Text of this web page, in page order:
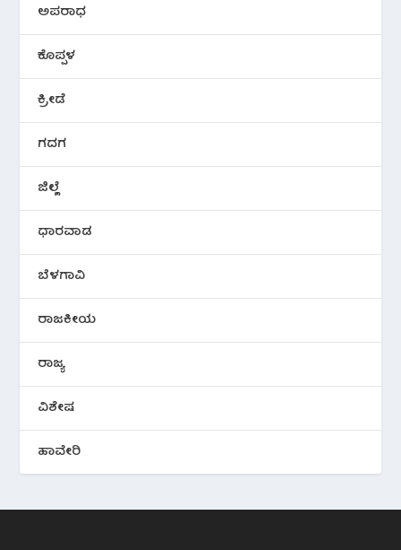
ಅಪರಾಧ
ಕೊಪ್ಪಳ
ಕ್ರೀಡೆ
ಗದಗ
ಜಿಲ್ಲೆ
ಧಾರವಾಡ
ಬೆಳಗಾವಿ
ರಾಜಕೀಯ
ರಾಜ್ಯ
ವಿಶೇಷ
ಹಾವೇರಿ